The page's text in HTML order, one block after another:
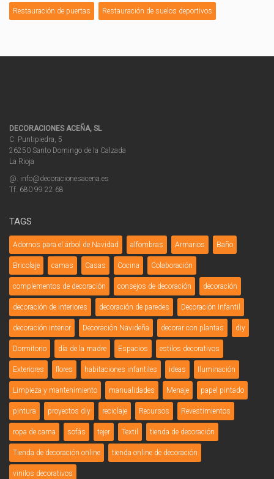
Restauración de puertas Restauración de suelos deportivos
DECORACIONES ACEÑA, SL
C. Puntipiedra, 5
26250 Santo Domingo de la Calzada
La Rioja
@. info@decoracionesacena.es
Tf. 680 99 22 68
TAGS
Adornos para el árbol de Navidad alfombras Armarios Baño
Bricolaje camas Casas Cocina Colaboración
complementos de decoración consejos de decoración decoración
decoración de interiores decoración de paredes Decoración Infantil
decoración interior Decoración Navideña decorar con plantas diy
Dormitorio día de la madre Espacios estilos decorativos
Exteriores flores habitaciones infantiles ideas Iluminación
Limpieza y mantenimiento manualidades Menaje papel pintado
pintura proyectos diy reciclaje Recursos Revestimientos
ropa de cama sofás tejer Textil tienda de decoración
Tienda de decoración online tienda online de decoración
vinilos decorativos